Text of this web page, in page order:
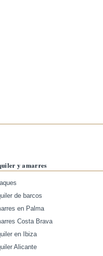
y amarres
de barcos
en Palma
Costa Brava
en Ibiza
Alicante